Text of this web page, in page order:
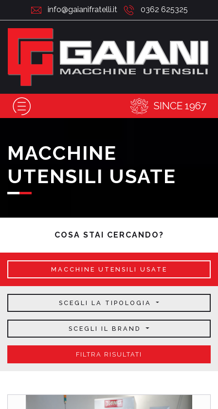
info@gaianifratelli.it 0362 625325
SINCE 1967
MACCHINE
UTENSILI USATE
COSA STAI CERCANDO?
MACCHINE UTENSILI USATE
SCEGLI LA TIPOLOGIA
SCEGLI IL BRAND
FILTRA RISULTATI